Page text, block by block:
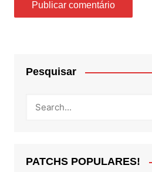
Pesquisar
PATCHS POPULARES!